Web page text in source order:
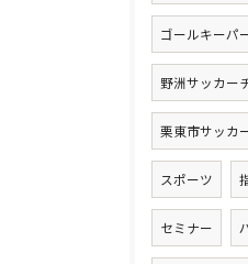
ゴールキーパ
野洲サッカー
栗東市サッカ
スポーツ
セミナー